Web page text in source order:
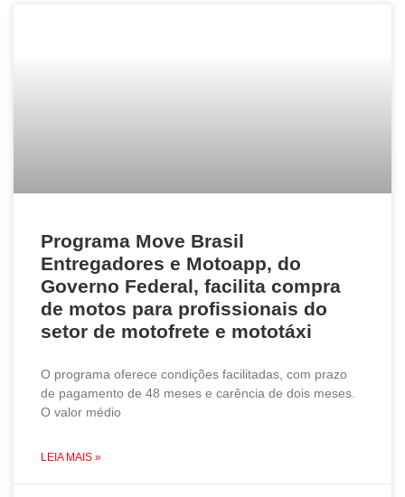
Programa Move Brasil
Entregadores e Motoapp, do
Governo Federal, facilita compra
de motos para profissionais do
setor de motofrete e mototáxi
O programa oferece condições facilitadas, com prazo
de pagamento de 48 meses e carência de dois meses.
O valor médio
LEIA MAIS »